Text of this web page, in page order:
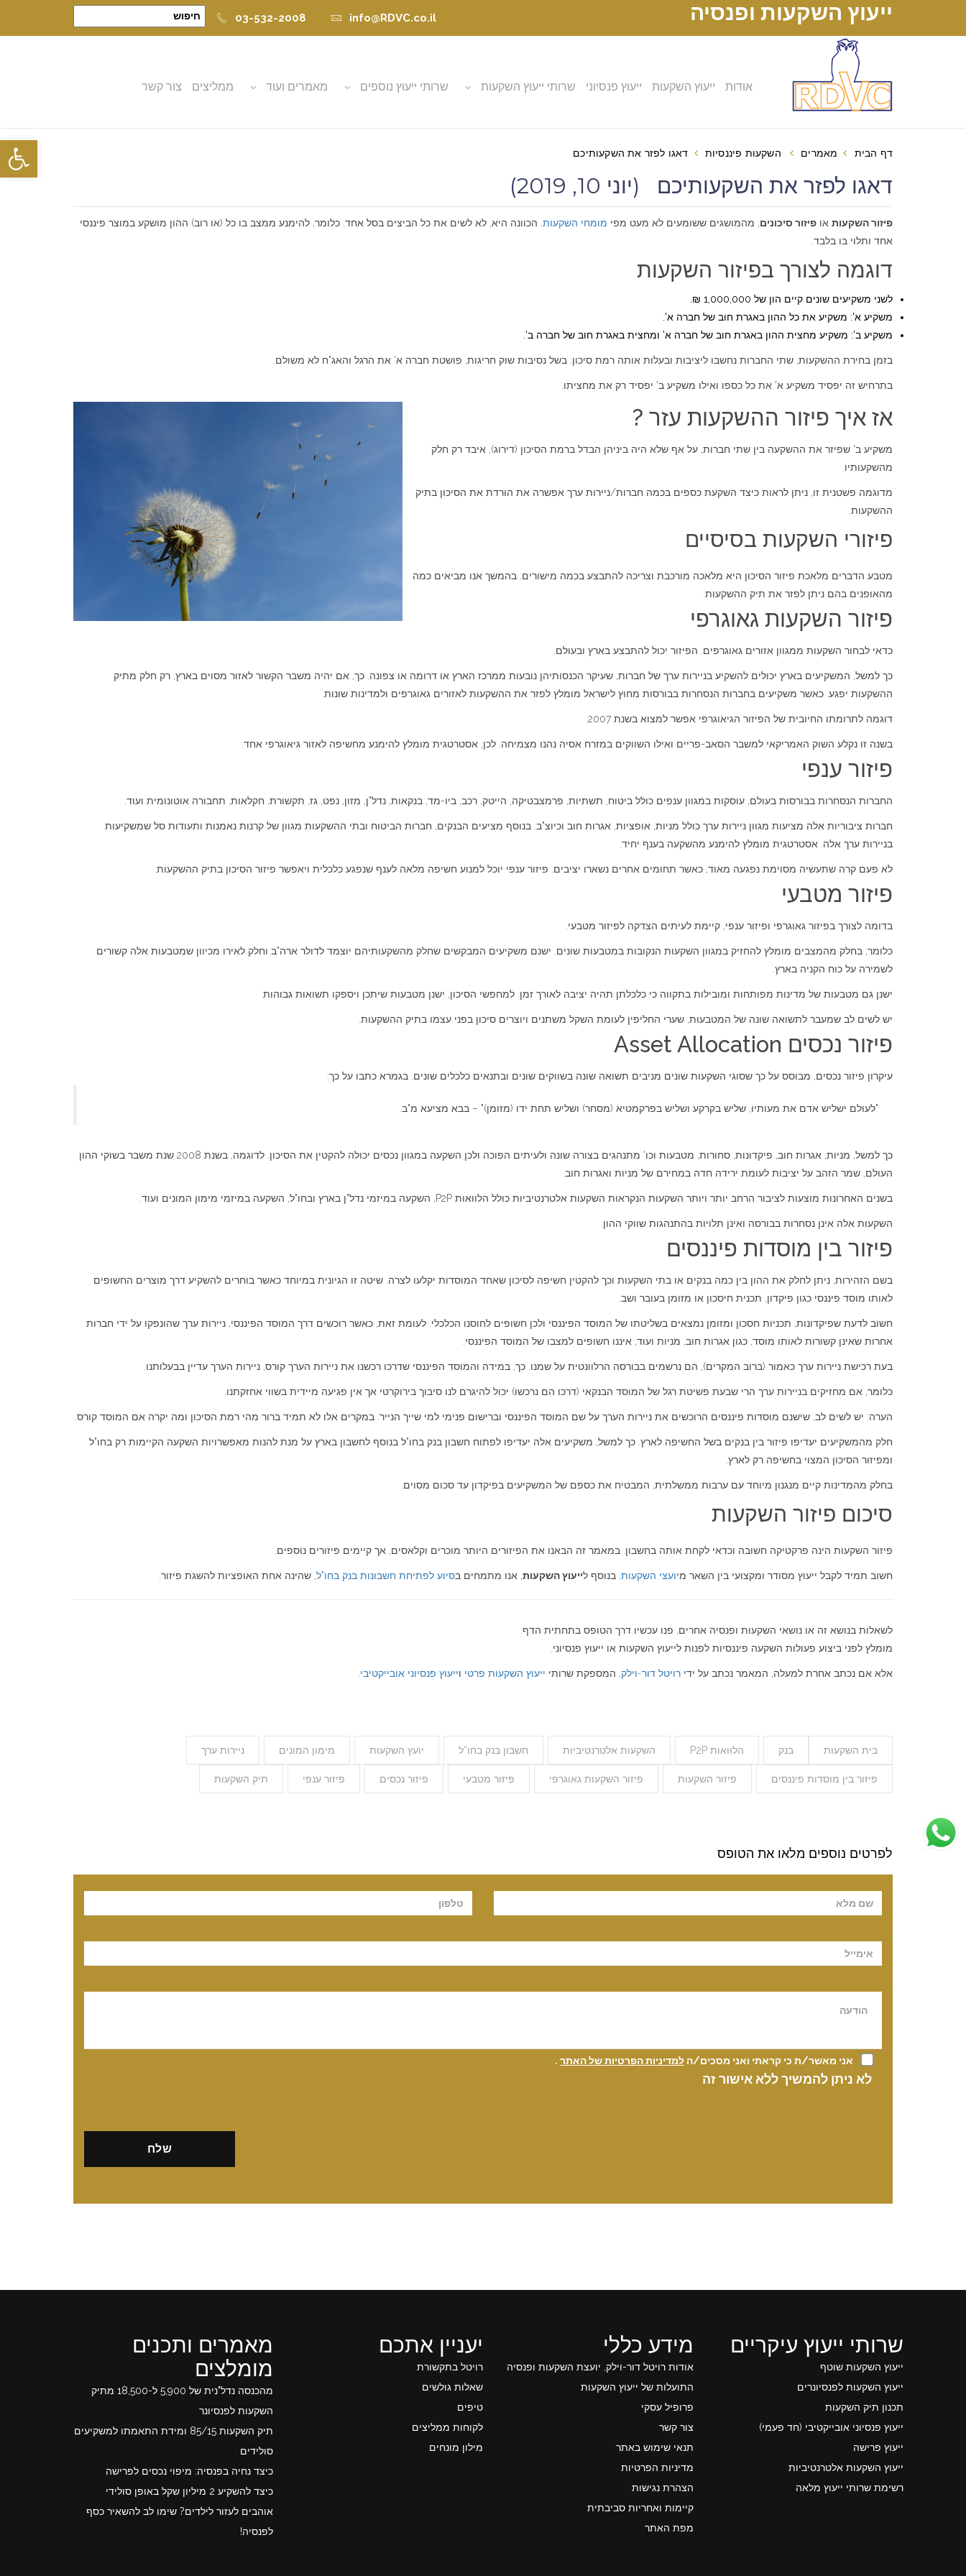
פתח
ייעוץ השקעות ופנסיה info@RDVC.co.il
03-532-2008
אודות ייעוץ השקעות ייעוץ פנסיוני שרותי ייעוץ השקעות שרותי ייעוץ נוספים מאמרים ועוד ממליצים צור קשר
דף הבית מאמרים השקעות פיננסיות דאגו לפזר את השקעותיכם
דאגו לפזר את השקעותיכם (יוני 10, 2019)
פיזור השקעות או פיזור סיכונים , מהמושגים ששומעים לא מעט מפי מומחי השקעות . הכוונה היא, לא לשים את כל הביצים בסל אחד. כלומר, להימנע ממצב בו כל (או רוב) ההון מושקע במוצר פיננסי
אחד ותלוי בו בלבד.
דוגמה לצורך בפיזור השקעות
לשני משקיעים שונים קיים הון של 1,000,000 ₪.
משקיע א': משקיע את כל ההון באגרת חוב של חברה א'.
משקיע ב': משקיע מחצית ההון באגרת חוב של חברה א' ומחצית באגרת חוב של חברה ב'.
בזמן בחירת ההשקעות, שתי החברות נחשבו ליציבות ובעלות אותה רמת סיכון. בשל נסיבות שוק חריגות, פושטת חברה א' את הרגל והאג"ח לא משולם.
בתרחיש זה יפסיד משקיע א' את כל כספו ואילו משקיע ב' יפסיד רק את מחציתו.
אז איך פיזור ההשקעות עזר ?
משקיע ב' שפיזר את ההשקעה בין שתי חברות, על אף שלא היה ביניהן הבדל ברמת הסיכון (דירוג), איבד רק חלק
מהשקעותיו.
מדוגמה פשטנית זו, ניתן לראות כיצד השקעת כספים בכמה חברות/ניירות ערך אפשרה את הורדת את הסיכון בתיק
ההשקעות.
פיזורי השקעות בסיסיים
מטבע הדברים מלאכת פיזור הסיכון היא מלאכה מורכבת וצריכה להתבצע בכמה מישורים. בהמשך אנו מביאים כמה
מהאופנים בהם ניתן לפזר את תיק ההשקעות.
פיזור השקעות גאוגרפי
כדאי לבחור השקעות ממגוון אזורים גאוגרפים. הפיזור יכול להתבצע בארץ ובעולם.
כך למשל, המשקיעים בארץ יכולים להשקיע בניירות ערך של חברות, שעיקר הכנסותיהן נובעות ממרכז הארץ או דרומה או צפונה. כך, אם יהיה משבר הקשור לאזור מסוים בארץ, רק חלק מתיק
ההשקעות יפגע. כאשר משקיעים בחברות הנסחרות בבורסות מחוץ לישראל מומלץ לפזר את ההשקעות לאזורים גאוגרפים ולמדינות שונות.
דוגמה לתרומתו החיובית של הפיזור הגיאוגרפי אפשר למצוא בשנת 2007.
בשנה זו נקלע השוק האמריקאי למשבר הסאב-פריים ואילו השווקים במזרח אסיה נהנו מצמיחה. לכן, אסטרטגית מומלץ להימנע מחשיפה לאזור גיאוגרפי אחד.
פיזור ענפי
החברות הנסחרות בבורסות בעולם, עוסקות במגוון ענפים כולל ביטוח, תשתיות, פרמצבטיקה, הייטק, רכב, ביו-מד, בנקאות, נדל"ן, מזון, נפט, גז, תקשורת, חקלאות, תחבורה אוטונומית ועוד.
חברות ציבוריות אלה מציעות מגוון ניירות ערך כולל מניות, אופציות, אגרות חוב וכיוצ"ב. בנוסף מציעים הבנקים, חברות הביטוח ובתי ההשקעות מגוון של קרנות נאמנות ותעודות סל שמשקיעות
בניירות ערך אלה. אסטרטגית מומלץ להימנע מהשקעה בענף יחיד.
לא פעם קרה שתעשיה מסוימת נפגעה מאוד, כאשר תחומים אחרים נשארו יציבים. פיזור ענפי יוכל למנוע חשיפה מלאה לענף שנפגע כלכלית ויאפשר פיזור הסיכון בתיק ההשקעות.
פיזור מטבעי
בדומה לצורך בפיזור גאוגרפי ופיזור ענפי, קיימת לעיתים הצדקה לפיזור מטבעי.
כלומר, בחלק מהמצבים מומלץ להחזיק במגוון השקעות הנקובות במטבעות שונים. ישנם משקיעים המבקשים שחלק מהשקעותיהם יוצמד לדולר ארה"ב וחלק לאירו מכיוון שמטבעות אלה קשורים
לשמירה על כוח הקניה בארץ.
ישנן גם מטבעות של מדינות מפותחות ומובילות בתקווה כי כלכלתן תהיה יציבה לאורך זמן. למחפשי הסיכון, ישנן מטבעות שיתכן ויספקו תשואות גבוהות.
יש לשים לב שמעבר לתשואה שונה של המטבעות, שערי החליפין לעומת השקל משתנים ויוצרים סיכון בפני עצמו בתיק ההשקעות.
פיזור נכסים Asset Allocation
עיקרון פיזור נכסים, מבוסס על כך שסוגי השקעות שונים מניבים תשואה שונה בשווקים שונים ובתנאים כלכלים שונים. בגמרא כתבו על כך:
"לעולם ישליש אדם את מעותיו, שליש בקרקע ושליש בפרקמטיא (מסחר) ושליש תחת ידו (מזומן)" – בבא מציעא מ"ב.
כך למשל, מניות, אגרות חוב, פיקדונות, סחורות, מטבעות וכו' מתנהגים בצורה שונה ולעיתים הפוכה ולכן השקעה במגוון נכסים יכולה להקטין את הסיכון. לדוגמה, בשנת 2008 שנת משבר בשוקי ההון
העולם, שמר הזהב על יציבות לעומת ירידה חדה במחירם של מניות ואגרות חוב.
בשנים האחרונות מוצעות לציבור הרחב יותר ויותר השקעות הנקראות השקעות אלטרנטיביות כולל הלוואות P2P, השקעה במיזמי נדל"ן בארץ ובחו"ל, השקעה במיזמי מימון המונים ועוד.
השקעות אלה אינן נסחרות בבורסה ואינן תלויות בהתנהגות שווקי ההון.
פיזור בין מוסדות פיננסים
בשם הזהירות, ניתן לחלק את ההון בין כמה בנקים או בתי השקעות וכך להקטין חשיפה לסיכון שאחד המוסדות יקלעו לצרה. שיטה זו הגיונית במיוחד כאשר בוחרים להשקיע דרך מוצרים החשופים
לאותו מוסד פיננסי כגון פיקדון, תכנית חיסכון או מזומן בעובר ושב.
חשוב לדעת שפיקדונות, תכניות חסכון ומזומן נמצאים בשליטתו של המוסד הפיננסי ולכן חשופים לחוסנו הכלכלי. לעומת זאת, כאשר רוכשים דרך המוסד הפיננסי, ניירות ערך שהונפקו על ידי חברות
אחרות שאינן קשורות לאותו מוסד, כגון אגרות חוב, מניות ועוד, איננו חשופים למצבו של המוסד הפיננסי.
בעת רכישת ניירות ערך כאמור (ברוב המקרים), הם נרשמים בבורסה הרלוונטית על שמנו. כך, במידה והמוסד הפיננסי שדרכו רכשנו את ניירות הערך קורס, ניירות הערך עדיין בבעלותנו.
כלומר, אם מחזיקים בניירות ערך הרי שבעת פשיטת רגל של המוסד הבנקאי (דרכו הם נרכשו) יכול להיגרם לנו סיבוך בירוקרטי אך אין פגיעה מיידית בשווי אחזקתנו.
הערה: יש לשים לב, שישנם מוסדות פיננסים הרוכשים את ניירות הערך על שם המוסד הפיננסי וברישום פנימי למי שייך הנייר. במקרים אלו לא תמיד ברור מהי רמת הסיכון ומה יקרה אם המוסד קורס.
חלק מהמשקיעים יעדיפו פיזור בין בנקים בשל החשיפה לארץ. כך למשל, משקיעים אלה יעדיפו לפתוח חשבון בנק בחו"ל בנוסף לחשבון בארץ על מנת להנות מאפשרויות השקעה הקיימות רק בחו"ל
ומפיזור הסיכון המצוי בחשיפה רק לארץ.
בחלק מהמדינות קיים מנגנון מיוחד עם ערבות ממשלתית, המבטיח את כספם של המשקיעים בפיקדון עד סכום מסוים.
סיכום פיזור השקעות
פיזור השקעות הינה פרקטיקה חשובה וכדאי לקחת אותה בחשבון. במאמר זה הבאנו את הפיזורים היותר מוכרים וקלאסים, אך קיימים פיזורים נוספים.
חשוב תמיד לקבל ייעוץ מסודר ומקצועי בין השאר מיועצי השקעות . בנוסף לייעוץ השקעות , אנו מתמחים בסיוע לפתיחת חשבונות בנק בחו"ל , שהינה אחת האופציות להשגת פיזור.
לשאלות בנושא זה או נושאי השקעות ופנסיה אחרים, פנו עכשיו דרך הטופס בתחתית הדף.
מומלץ לפני ביצוע פעולות השקעה פיננסיות לפנות לייעוץ השקעות או ייעוץ פנסיוני.
אלא אם נכתב אחרת למעלה, המאמר נכתב על ידי רויטל דור-וילק , המספקת שרותי ייעוץ השקעות פרטי וייעוץ פנסיוני אובייקטיבי
בית השקעות בנק הלוואות P2P השקעות אלטרנטיביות חשבון בנק בחו”ל יועץ השקעות מימון המונים ניירות ערך
פיזור בין מוסדות פיננסים פיזור השקעות פיזור השקעות גאוגרפי פיזור מטבעי פיזור נכסים פיזור ענפי תיק השקעות
לפרטים נוספים מלאו את הטופס
אני מאשר/ת כי קראתי ואני מסכים/ה למדיניות הפרטיות של האתר .
לא ניתן להמשיך ללא אישור זה
שרותי ייעוץ עיקריים
ייעוץ השקעות שוטף
ייעוץ השקעות לפנסיונרים
תכנון תיק השקעות
ייעוץ פנסיוני אובייקטיבי (חד פעמי)
ייעוץ פרישה
ייעוץ השקעות אלטרנטיביות
רשימת שרותי ייעוץ מלאה
מידע כללי
אודות רויטל דור-וילק, יועצת השקעות ופנסיה
התועלות של ייעוץ השקעות
פרופיל עסקי
צור קשר
תנאי שימוש באתר
מדיניות הפרטיות
הצהרת נגישות
קיימות ואחריות סביבתית
מפת האתר
יעניין אתכם
רויטל בתקשורת
שאלות גולשים
טיפים
לקוחות ממליצים
מילון מונחים
מאמרים ותכנים
מומלצים
מהכנסה נדל"נית של 5,900 ל-18,500 מתיק
השקעות לפנסיונר
תיק השקעות 85/15 ומידת התאמתו למשקיעים
סולידים
כיצד נחיה בפנסיה: מיפוי נכסים לפרישה
כיצד להשקיע 2 מיליון שקל באופן סולידי
אוהבים לעזור לילדים? שימו לב להשאיר כסף
לפנסיה!